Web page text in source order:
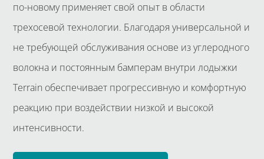
по-новому применяет свой опыт в области
трехосевой технологии. Благодаря универсальной и
не требующей обслуживания основе из углеродного
волокна и постоянным бамперам внутри лодыжки
Terrain обеспечивает прогрессивную и комфортную
реакцию при воздействии низкой и высокой
интенсивности.